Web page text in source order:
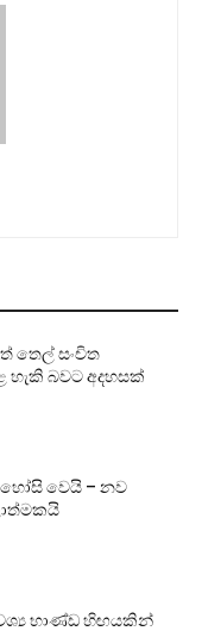
තෙල් සංචිත
බවට අදහසක්
වෙයි – නව
භාණ්ඩ හිඟයකින්